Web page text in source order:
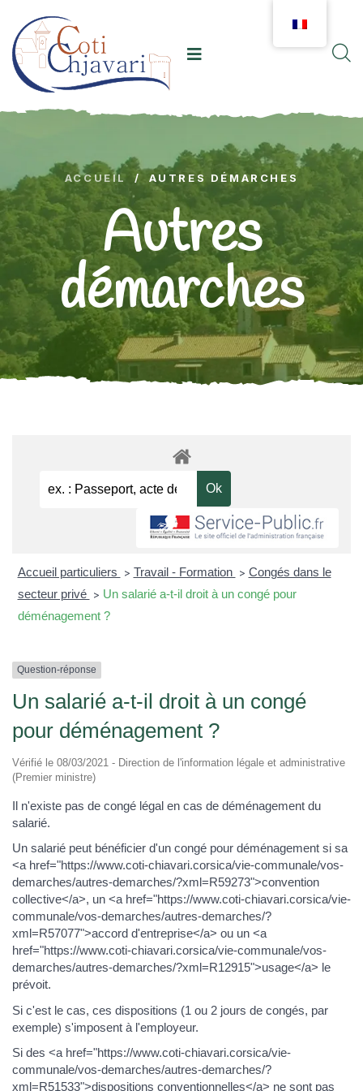
ACCUEIL / AUTRES DÉMARCHES
Autres
démarches
Accueil particuliers > Travail - Formation > Congés dans le
secteur privé > Un salarié a-t-il droit à un congé pour
déménagement ?
Question-réponse
Un salarié a-t-il droit à un congé
pour déménagement ?
Vérifié le 08/03/2021 - Direction de l'information légale et administrative
(Premier ministre)
Il n'existe pas de congé légal en cas de déménagement du
salarié.
Un salarié peut bénéficier d'un congé pour déménagement si sa
<a href="https://www.coti-chiavari.corsica/vie-communale/vos-
demarches/autres-demarches/?xml=R59273">convention
collective</a>, un <a href="https://www.coti-chiavari.corsica/vie-
communale/vos-demarches/autres-demarches/?
xml=R57077">accord d'entreprise</a> ou un <a
href="https://www.coti-chiavari.corsica/vie-communale/vos-
demarches/autres-demarches/?xml=R12915">usage</a> le
prévoit.
Si c'est le cas, ces dispositions (1 ou 2 jours de congés, par
exemple) s'imposent à l'employeur.
Si des <a href="https://www.coti-chiavari.corsica/vie-
communale/vos-demarches/autres-demarches/?
xml=R51533">dispositions conventionnelles</a> ne sont pas